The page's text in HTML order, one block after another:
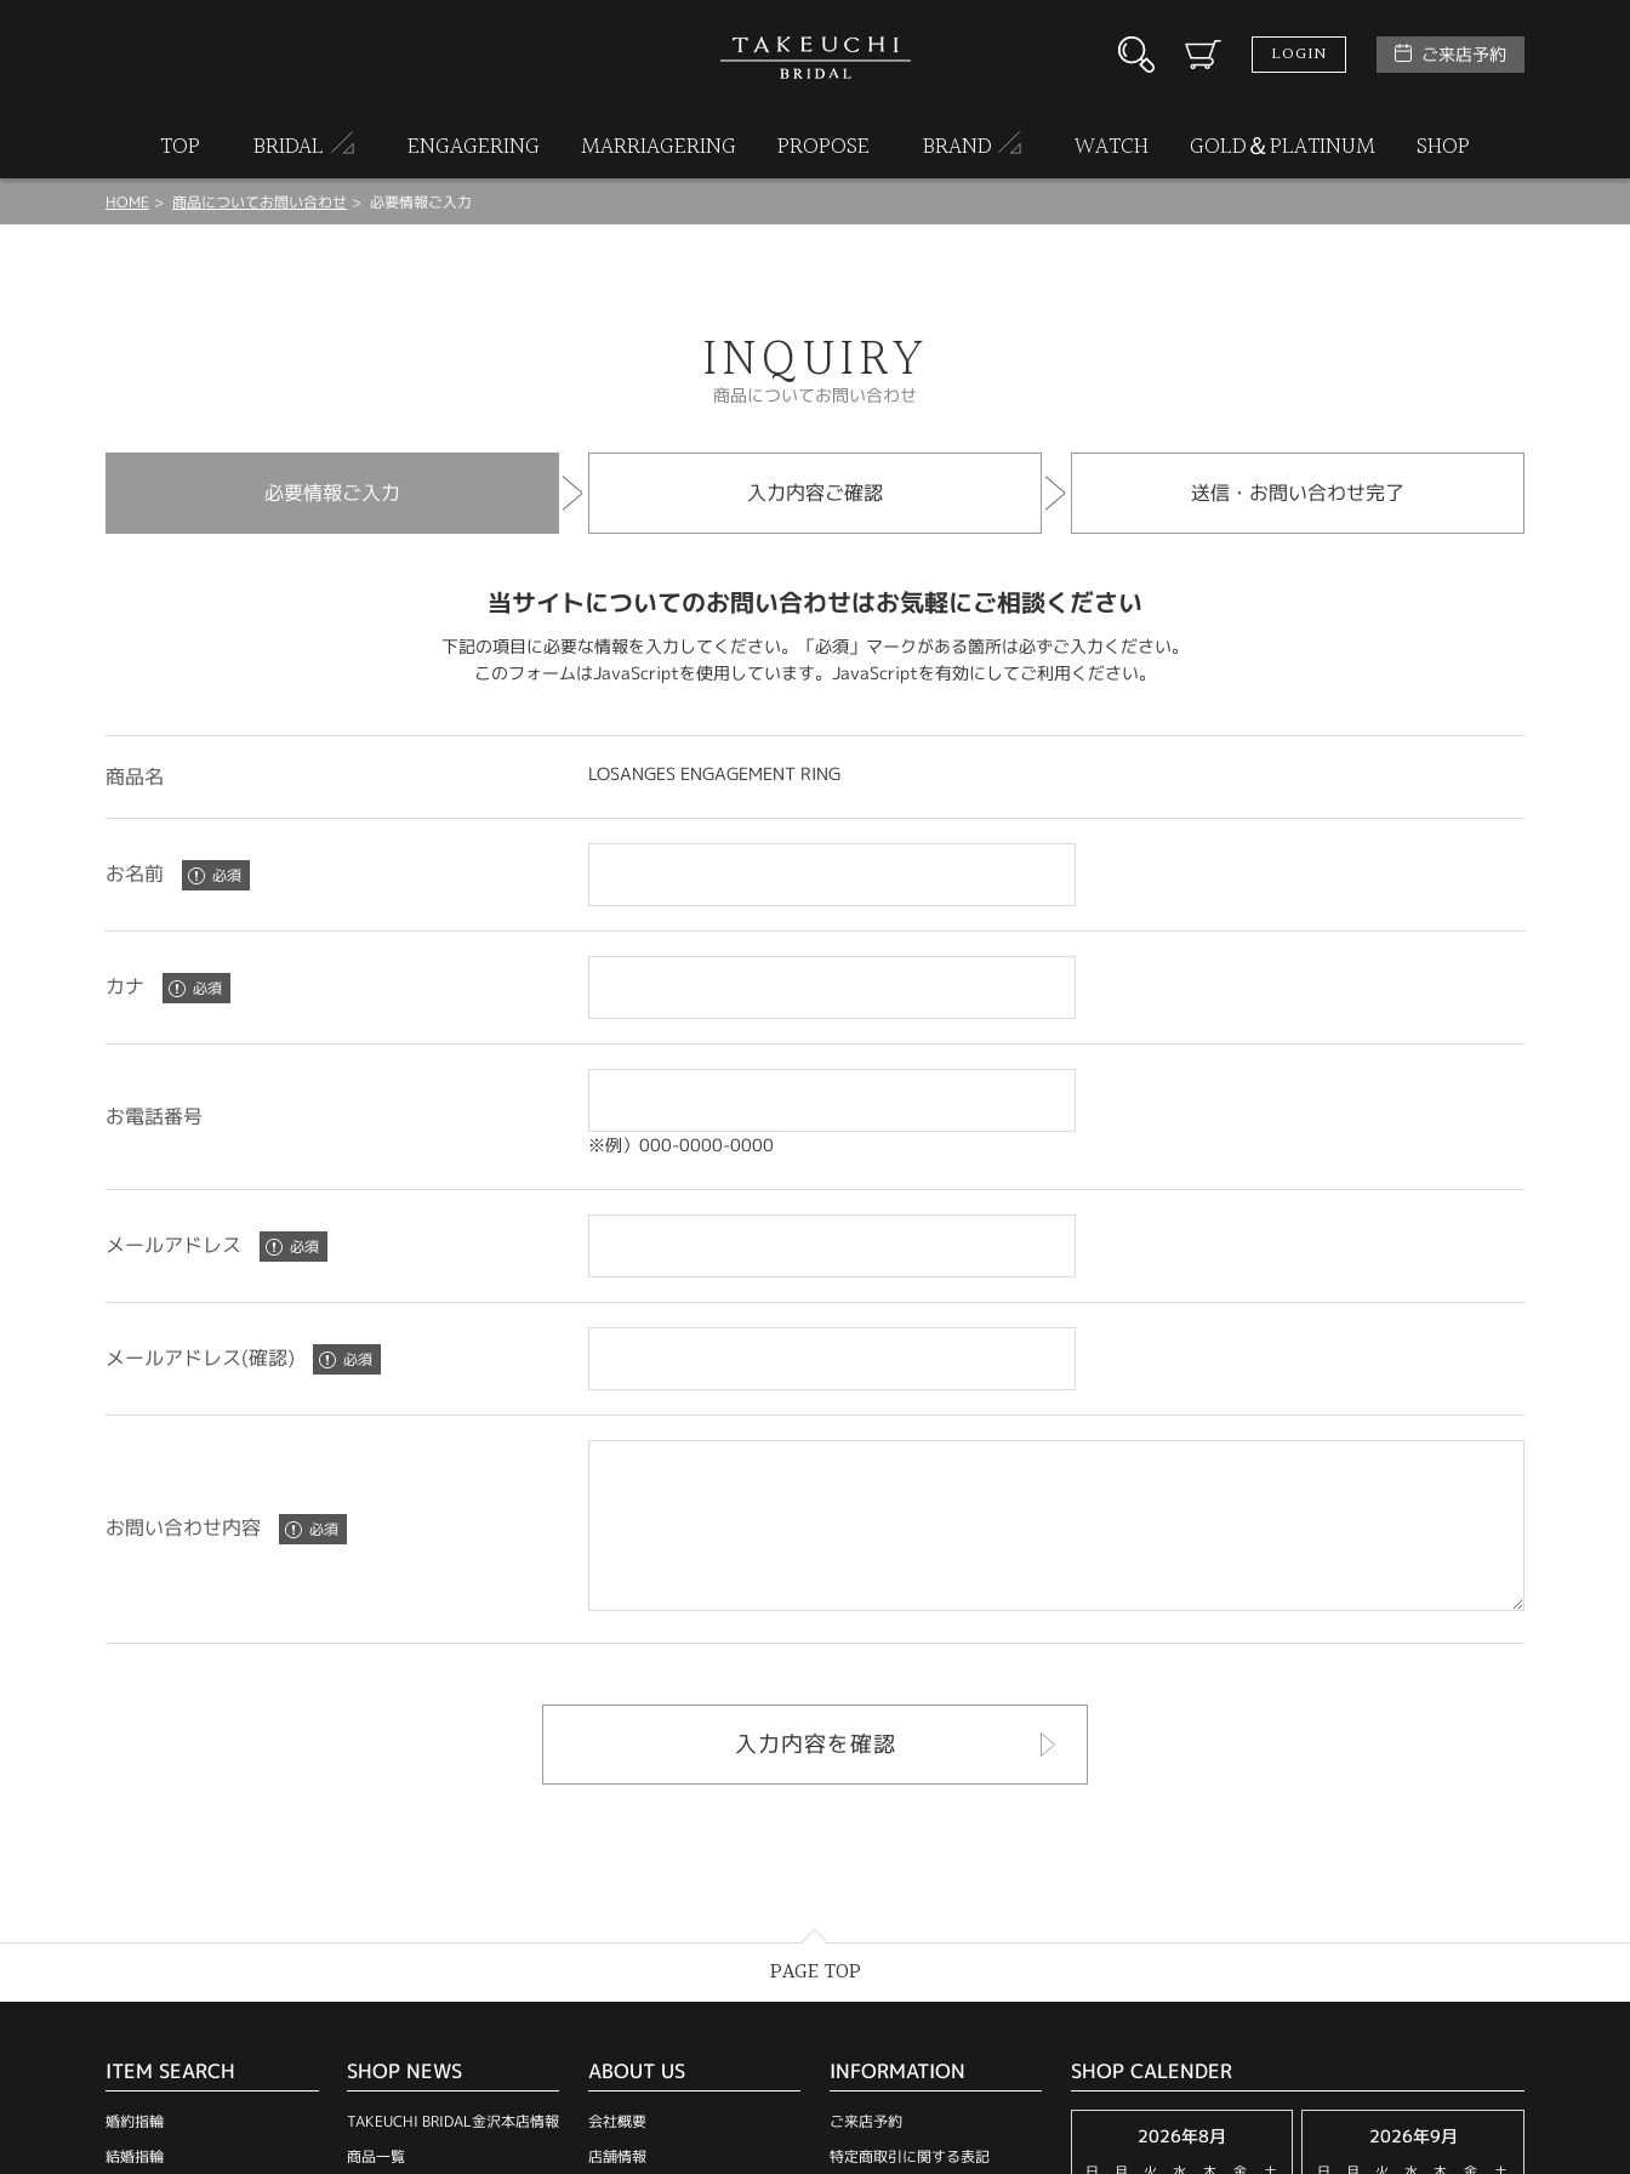
LOGIN ご来店予約
TOP BRIDAL ENGAGERING MARRIAGERING PROPOSE BRAND WATCH GOLD＆PLATINUM SHOP
HOME 商品についてお問い合わせ 必要情報ご入力
INQUIRY
商品についてお問い合わせ
必要情報ご入力 入力内容ご確認 送信・お問い合わせ完了
当サイトについてのお問い合わせはお気軽にご相談ください
下記の項目に必要な情報を入力してください。「必須」マークがある箇所は必ずご入力ください。
このフォームはJavaScriptを使用しています。JavaScriptを有効にしてご利用ください。
商品名 LOSANGES ENGAGEMENT RING
お名前
カナ
お電話番号
※例）000-0000-0000
メールアドレス
メールアドレス(確認)
お問い合わせ内容
PAGE TOP
ITEM SEARCH
婚約指輪
結婚指輪
SHOP NEWS
TAKEUCHI BRIDAL金沢本店情報
商品一覧
ABOUT US
会社概要
店舗情報
INFORMATION
ご来店予約
特定商取引に関する表記
SHOP CALENDER
2026年8月 2026年9月